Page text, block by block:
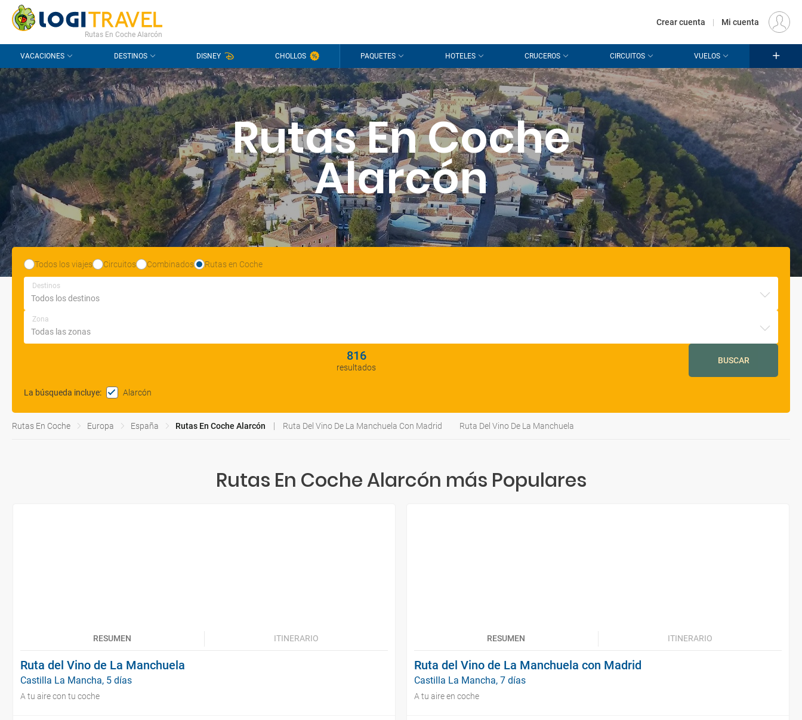
CONTACTO PREGUNTAS FRECUENTES EUR
Rutas En Coche Alarcón
Crear cuenta | Mi cuenta
VACACIONES DESTINOS DISNEY CHOLLOS PAQUETES HOTELES CRUCEROS CIRCUITOS VUELOS
Rutas En Coche
Alarcón
Todos los viajes Circuitos Combinados Rutas en Coche
Destinos
Zona
816
resultados
BUSCAR
La búsqueda incluye: Alarcón
Rutas En Coche Europa España Rutas En Coche Alarcón Ruta Del Vino De La Manchuela Con Madrid Ruta Del Vino De La Manchuela
Rutas En Coche Alarcón más Populares
RESUMEN ITINERARIO
Ruta del Vino de La Manchuela
Castilla La Mancha, 5 días
A tu aire con tu coche
RESUMEN ITINERARIO
Ruta del Vino de La Manchuela con Madrid
Castilla La Mancha, 7 días
A tu aire en coche